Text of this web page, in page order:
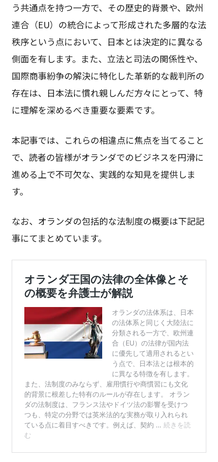
う共通点を持つ一方で、その歴史的背景や、欧州
連合（EU）の統合によって形成された多層的な法
秩序という点において、日本とは決定的に異なる
側面を有します。また、立法と司法の関係性や、
国際商事紛争の解決に特化した革新的な裁判所の
存在は、日本法に慣れ親しんだ方々にとって、特
に理解を深めるべき重要な要素です。
本記事では、これらの相違点に焦点を当てること
で、読者の皆様がオランダでのビジネスを円滑に
進める上で不可欠な、実践的な知見を提供しま
す。
なお、オランダの包括的な法制度の概要は下記記
事にてまとめています。